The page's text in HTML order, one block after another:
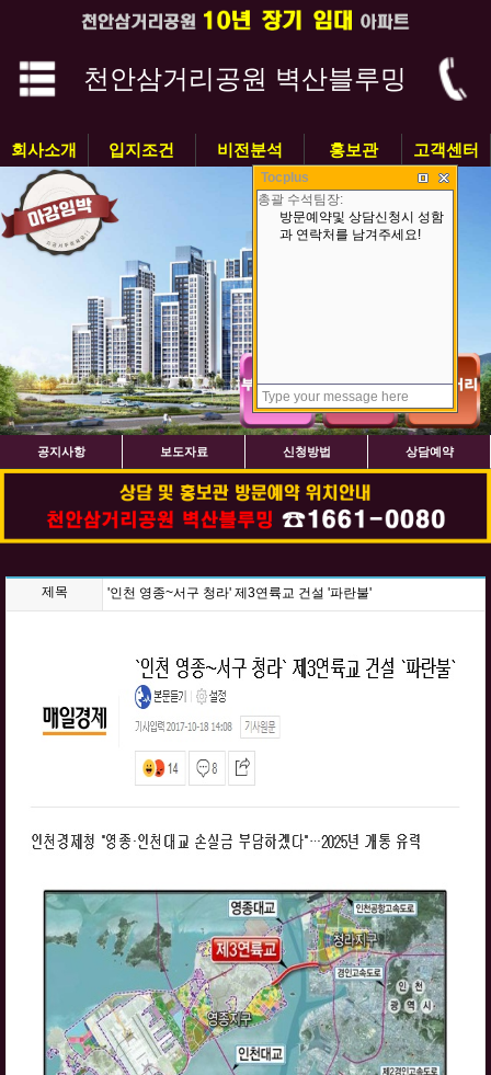
천안삼거리공원 벽산블루밍
회사소개 입지조건 비전분석 홍보관 고객센터
공지사항 보도자료 신청방법 상담예약
제목 '인천 영종~서구 청라' 제3연륙교 건설 '파란불'
Tocplus